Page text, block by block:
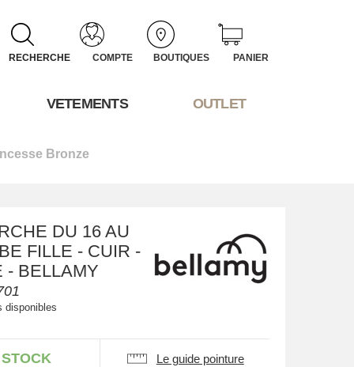
RECHERCHE COMPTE BOUTIQUES PANIER
VETEMENTS OUTLET
Bronze
DU 16 AU
FILLE - CUIR -
- BELLAMY
disponibles
Le guide pointure